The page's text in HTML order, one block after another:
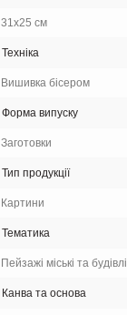
31х25 см
Техніка
Вишивка бісером
Форма випуску
Заготовки
Тип продукції
Картини
Тематика
Пейзажі міські та будівлі
Канва та основа